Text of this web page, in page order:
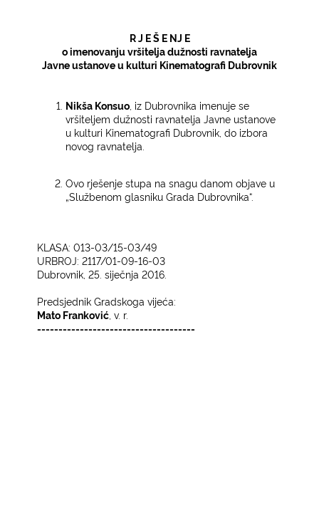
R J E Š E NJ E
o imenovanju vršitelja dužnosti ravnatelja
Javne ustanove u kulturi Kinematografi Dubrovnik
Nikša Konsuo , iz Dubrovnika imenuje se
vršiteljem dužnosti ravnatelja Javne ustanove
u kulturi Kinematografi Dubrovnik, do izbora
novog ravnatelja.
Ovo rješenje stupa na snagu danom objave u
„Službenom glasniku Grada Dubrovnika“.
KLASA: 013-03/15-03/49
URBROJ: 2117/01-09-16-03
Dubrovnik, 25. siječnja 2016.
Predsjednik Gradskoga vijeća:
Mato Franković , v. r.
-------------------------------------